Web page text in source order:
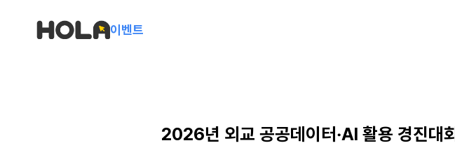
이벤트
2026년 외교 공공데이터‧AI 활용 경진대회